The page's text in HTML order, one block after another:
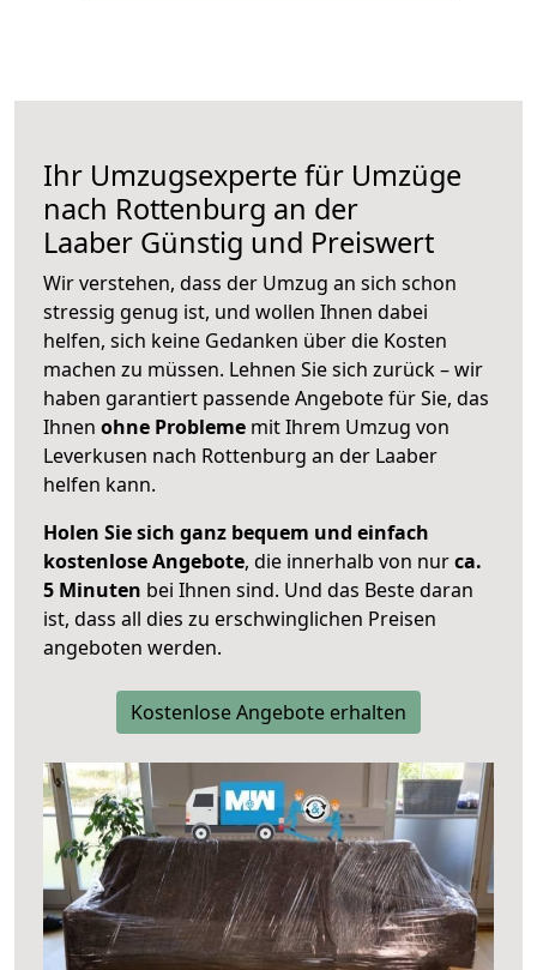
Ihr Umzugsexperte für Umzüge
nach Rottenburg an der
Laaber Günstig und Preiswert
Wir verstehen, dass der Umzug an sich schon
stressig genug ist, und wollen Ihnen dabei
helfen, sich keine Gedanken über die Kosten
machen zu müssen. Lehnen Sie sich zurück – wir
haben garantiert passende Angebote für Sie, das
Ihnen ohne Probleme mit Ihrem Umzug von
Leverkusen nach Rottenburg an der Laaber
helfen kann.
Holen Sie sich ganz bequem und einfach
kostenlose Angebote, die innerhalb von nurca.
5 Minuten bei Ihnen sind. Und das Beste daran
ist, dass all dies zu erschwinglichen Preisen
angeboten werden.
Kostenlose Angebote erhalten